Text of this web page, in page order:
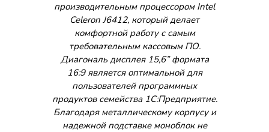
производительным процессором Intel
Celeron J6412, который делает
комфортной работу с самым
требовательным кассовым ПО.
Диагональ дисплея 15,6” формата
16:9 является оптимальной для
пользователей программных
продуктов семейства 1С:Предприятие.
Благодаря металлическому корпусу и
надежной подставке моноблок не